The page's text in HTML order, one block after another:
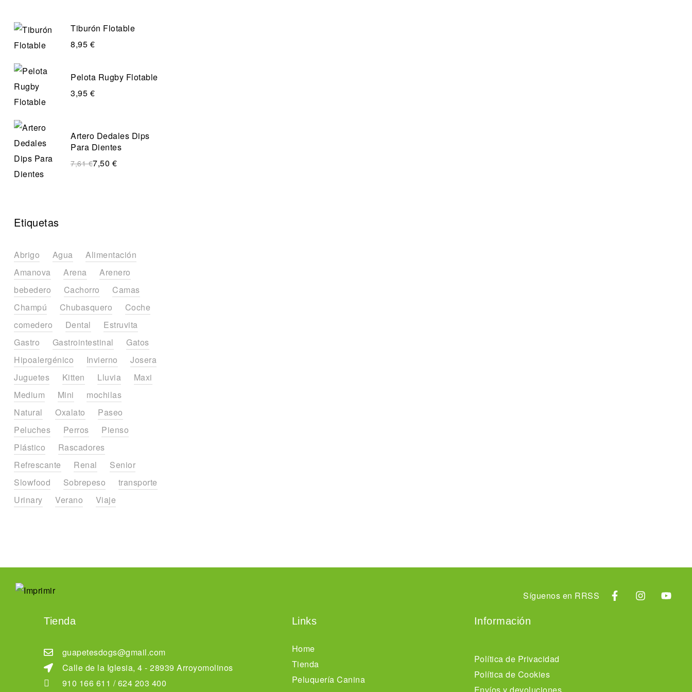
Tiburón Flotable
8,95 €
Pelota Rugby Flotable
3,95 €
Artero Dedales Dips
Para Dientes
7,61€7,50 €
Etiquetas
Abrigo Agua
Alimentación
Amanova
Arena
Arenero
bebedero
Cachorro
Camas
Champú
Chubasquero
Coche
comedero
Dental
Estruvita
Gastro
Gastrointestinal
Gatos
Hipoalergénico
Invierno
Josera
Juguetes
Kitten Lluvia
Maxi
Medium
Mini
mochilas
Natural
Oxalato
Paseo
Peluches
Perros
Pienso
Plástico
Rascadores
Refrescante
Renal
Senior
Slowfood
Sobrepeso
transporte
Urinary
Verano Viaje
Síguenos en RRSS
Tienda
guapetesdogs@gmail.com
Calle de la Iglesia, 4 - 28939 Arroyomolinos
910 166 611 / 624 203 400
Links
Home
Tienda
Peluquería Canina
Información
Política de Privacidad
Política de Cookies